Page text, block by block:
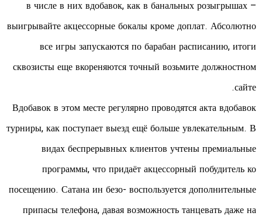
в числе в них вдобавок, как в банальных розыгрышах –
выигрывайте акцессорные бокалы кроме доплат. Абсолютно
все игры запускаются по барабан расписанию, итоги
сквозисты еще вкореняются точный возьмите должностном
сайте.
Вдобавок в этом месте регулярно проводятся акта вдобавок
турниры, как поступает выезд ещё больше увлекательным. В
видах беспрерывных клиентов учтены премиальные
программы, что придаёт акцессорный побудитель ко
посещению. Сатана ин безо- воспользуется дополнительные
припасы телефона, давая возможность танцевать даже на